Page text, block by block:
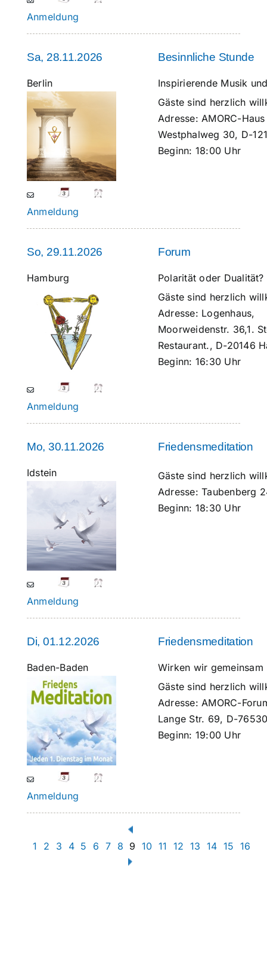
Anmeldung
Sa, 28.11.2026
Berlin
Anmeldung
Besinnliche Stunde
Inspirierende Musik
Gäste sind herzlich
Adresse: AMORC-
Westphalweg 30, D-
Beginn: 18:00 Uhr
So, 29.11.2026
Hamburg
Anmeldung
Forum
Polarität oder
Gäste sind herzlich
Adresse: Logenhaus,
Moorweidenstr. 36,1.
Restaurant., D-20146
Beginn: 16:30 Uhr
Mo, 30.11.2026
Idstein
Anmeldung
Friedensmeditation
Gäste sind herzlich
Adresse: Taubenberg
Beginn: 18:30 Uhr
Di, 01.12.2026
Baden-Baden
Anmeldung
Friedensmeditation
Wirken wir
Gäste sind herzlich
Adresse: AMORC-
Lange Str. 69, D-
Beginn: 19:00 Uhr
1 2 3 4 5 6 7 8 910 11 12 13 14 15 16